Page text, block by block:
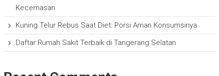
Kecemasan
Kuning Telur Rebus Saat Diet: Porsi Aman Konsumsinya
Daftar Rumah Sakit Terbaik di Tangerang Selatan